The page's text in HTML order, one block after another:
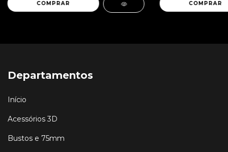
Departamentos
Início
Acessórios 3D
Bustos e 75mm